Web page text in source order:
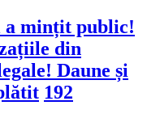
a mințit public!
din
Daune și
192